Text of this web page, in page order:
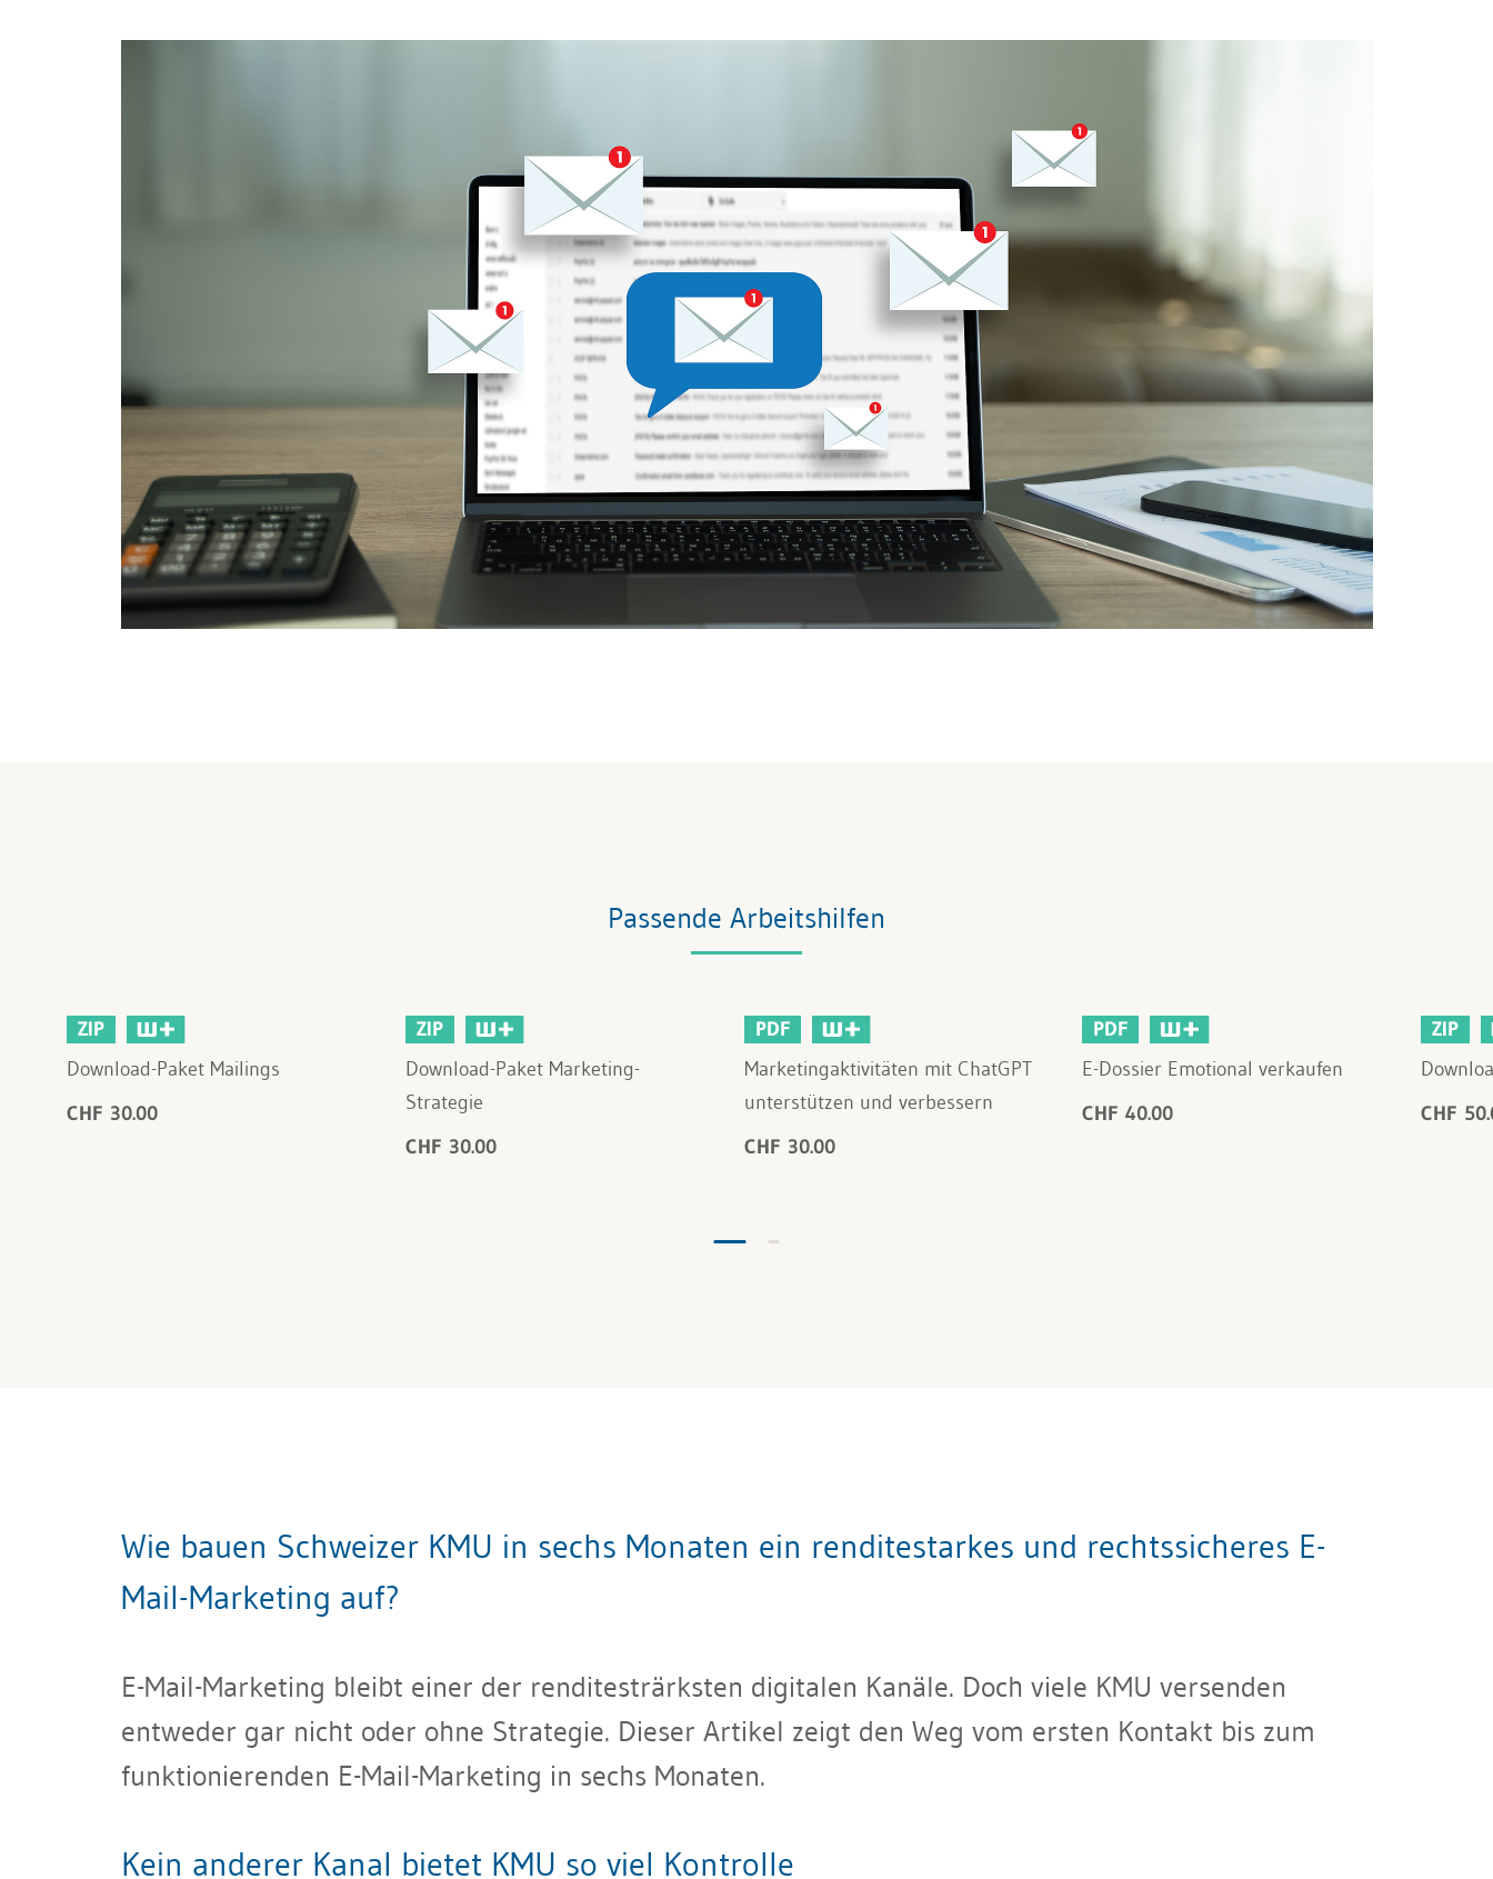
Passende Arbeitshilfen
ZIP
Download-Paket Mailings
CHF 30.00
ZIP
Download-Paket Marketing-
Strategie
CHF 30.00
PDF
Marketingaktivitäten mit ChatGPT
unterstützen und verbessern
CHF 30.00
PDF
E-Dossier Emotional verkaufen
CHF 40.00
ZIP
CHF
Wie bauen Schweizer KMU in sechs Monaten ein renditestarkes und rechtssicheres E-
Mail-Marketing auf?
E-Mail-Marketing bleibt einer der renditesträrksten digitalen Kanäle. Doch viele KMU versenden
entweder gar nicht oder ohne Strategie. Dieser Artikel zeigt den Weg vom ersten Kontakt bis zum
funktionierenden E-Mail-Marketing in sechs Monaten.
Kein anderer Kanal bietet KMU so viel Kontrolle